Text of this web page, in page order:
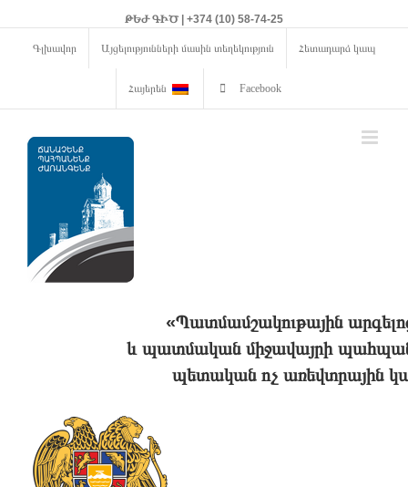
ԹԵԺ ԳԻԾ | +374 (10) 58-74-25
Գլխավոր Այցելությունների մասին տեղեկություն Հետադարձ կապ
Հայերեն Facebook
«Պատմամշակութային
և պատմական միջավայրի
պետական ոչ առեվտրային